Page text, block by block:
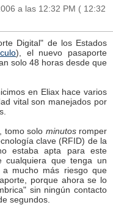
a las 12:32 PM ( 12:32
Digital" de los Estados
), el nuevo pasaporte
solo 48 horas desde que
en Eliax hace varios
vital son manejados por
tomo solo minutosromper
clave (RFID) de la
estaba apta para este
cualquiera que tenga un
a mucho más riesgo que
porque ahora se lo
sin ningún contacto
segundos.